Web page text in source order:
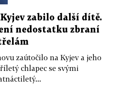
zabilo další dítě.
nedostatku zbraní
zaútočilo na Kyjev a jeho
chlapec se svými